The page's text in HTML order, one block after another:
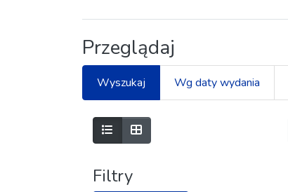
Przeglądaj
Wyszukaj Wg daty wydania
Filtry